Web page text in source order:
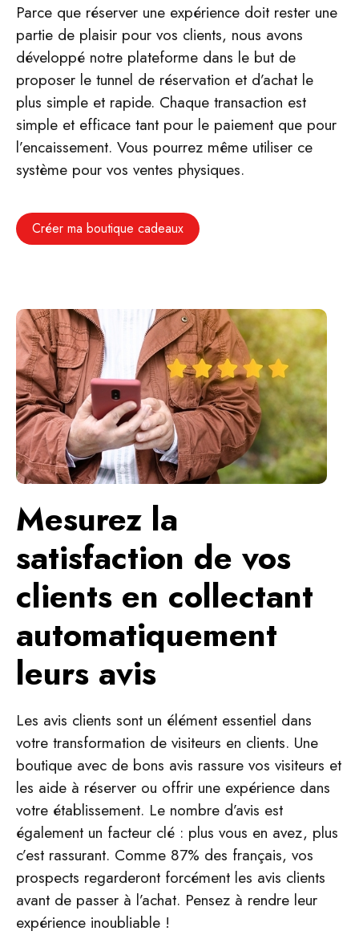
Parce que réserver une expérience doit rester une
partie de plaisir pour vos clients, nous avons
développé notre plateforme dans le but de
proposer le tunnel de réservation et d’achat le
plus simple et rapide. Chaque transaction est
simple et efficace tant pour le paiement que pour
l’encaissement. Vous pourrez même utiliser ce
système pour vos ventes physiques.
Créer ma boutique cadeaux
Mesurez la
satisfaction de vos
clients en collectant
automatiquement
leurs avis
Les avis clients sont un élément essentiel dans
votre transformation de visiteurs en clients. Une
boutique avec de bons avis rassure vos visiteurs et
les aide à réserver ou offrir une expérience dans
votre établissement. Le nombre d’avis est
également un facteur clé : plus vous en avez, plus
c’est rassurant. Comme 87% des français, vos
prospects regarderont forcément les avis clients
avant de passer à l’achat. Pensez à rendre leur
expérience inoubliable !